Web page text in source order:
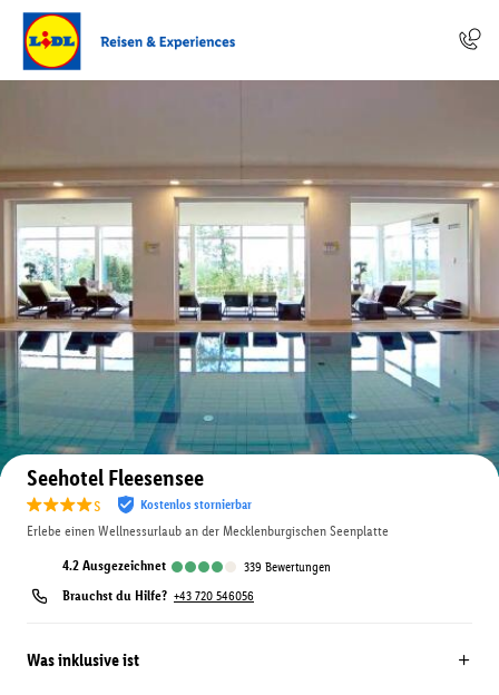
Auf der Karte anzeigen
Seehotel Fleesensee
s Kostenlos stornierbar
Erlebe einen Wellnessurlaub an der Mecklenburgischen Seenplatte
4.2 ausgezeichnet 339 Bewertungen
Brauchst du Hilfe? +43 720 546056
Was inklusive ist